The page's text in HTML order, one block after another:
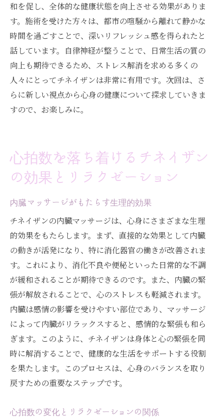
和を促し、全体的な健康状態を向上させる効果がありま
す。施術を受けた方々は、都市の喧騒から離れて静かな
時間を過ごすことで、深いリフレッシュ感を得られたと
話しています。自律神経が整うことで、日常生活の質の
向上も期待できるため、ストレス解消を求める多くの
人々にとってチネイザンは非常に有用です。次回は、さ
らに新しい視点から心身の健康について探求していきま
すので、お楽しみに。
心拍数を落ち着けるチネイザン
の効果とリラクゼーション
内臓マッサージがもたらす生理的効果
チネイザンの内臓マッサージは、心身にさまざまな生理
的効果をもたらします。まず、直接的な効果として内臓
の動きが活発になり、特に消化器官の働きが改善されま
す。これにより、消化不良や便秘といった日常的な不調
が緩和されることが期待できるのです。また、内臓の緊
張が解放されることで、心のストレスも軽減されます。
内臓は感情の影響を受けやすい部位であり、マッサージ
によって内臓がリラックスすると、感情的な緊張も和ら
ぎます。このように、チネイザンは身体と心の緊張を同
時に解消することで、健康的な生活をサポートする役割
を果たします。このプロセスは、心身のバランスを取り
戻すための重要なステップです。
心拍数の変化とリラクゼーションの関係